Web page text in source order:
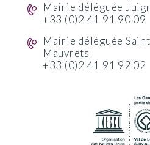
Mairie déléguée
+33 (0)2 41 91 90 09
Mairie déléguée
Mauvrets
+33 (0)2 41 91 92 02